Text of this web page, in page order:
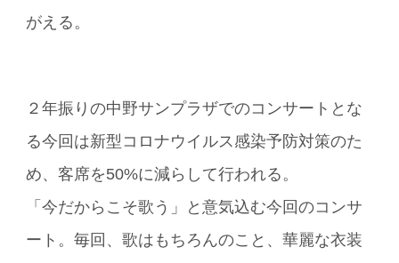
がえる。
２年振りの中野サンプラザでのコンサートとな
る今回は新型コロナウイルス感染予防対策のた
め、客席を50%に減らして行われる。
「今だからこそ歌う」と意気込む今回のコンサ
ート。毎回、歌はもちろんのこと、華麗な衣装